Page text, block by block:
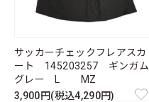
サッカーチェックフレアスカ
ート 145203257 ギンガム
グレー L MZ
3,900円(税込4,290円)